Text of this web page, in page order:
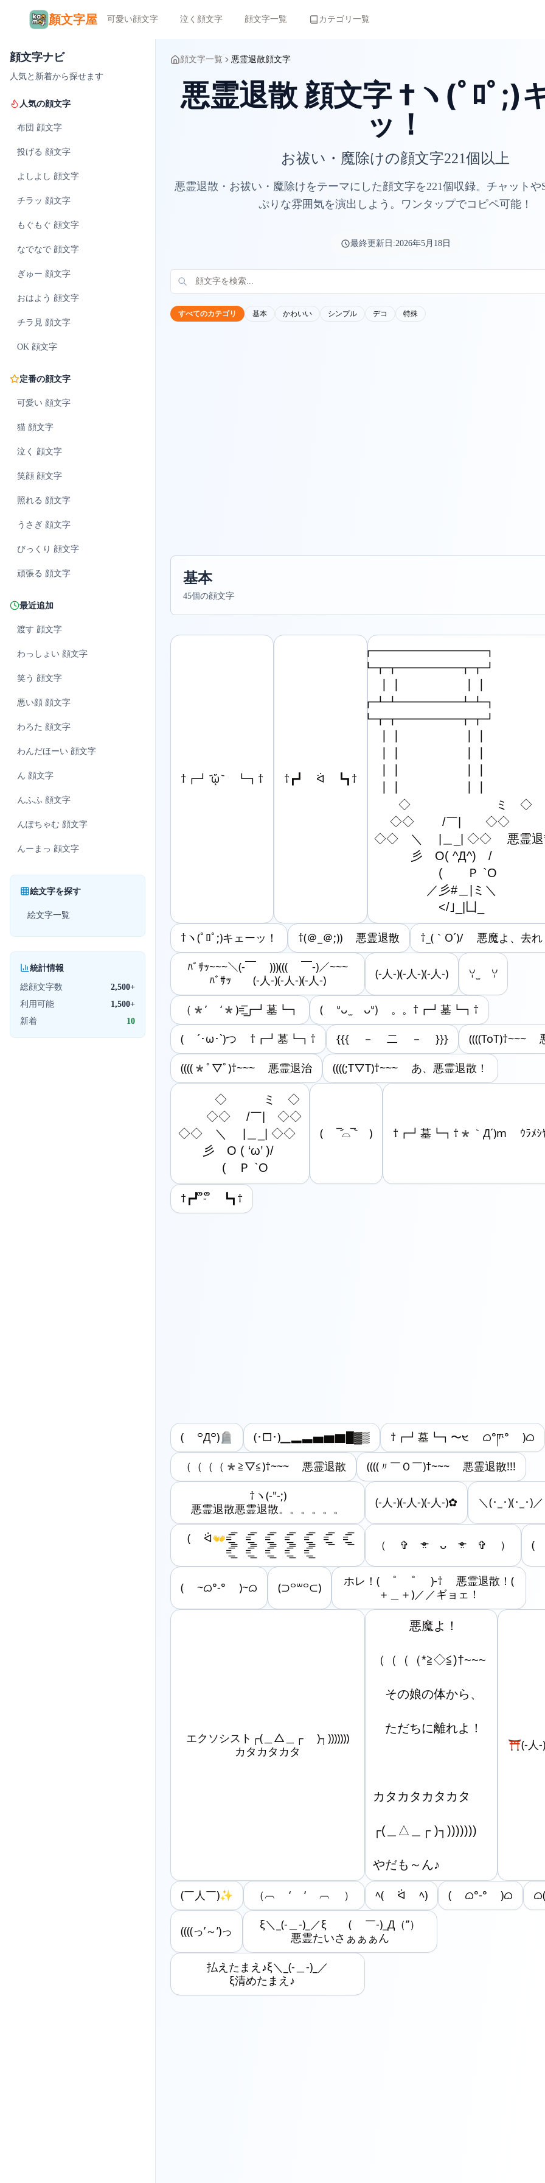
顏文字屋 可愛い顔文字 泣く顔文字 顔文字一覧 カテゴリ一覧
顔文字ナビ
人気と新着から探せます
人気の顔文字
布団 顔文字
投げる 顔文字
よしよし 顔文字
チラッ 顔文字
もぐもぐ 顔文字
なでなで 顔文字
ぎゅー 顔文字
おはよう 顔文字
チラ見 顔文字
OK 顔文字
定番の顔文字
可愛い 顔文字
猫 顔文字
泣く 顔文字
笑顔 顔文字
照れる 顔文字
うさぎ 顔文字
びっくり 顔文字
頑張る 顔文字
最近追加
渡す 顔文字
わっしょい 顔文字
笑う 顔文字
悪い顔 顔文字
わろた 顔文字
わんだほーい 顔文字
ん 顔文字
んふふ 顔文字
んぽちゃむ 顔文字
んーまっ 顔文字
絵文字を探す
絵文字一覧
統計情報
総顔文字数
2,500+
利用可能
1,500+
新着
10
顔文字一覧 悪霊退散顔文字
悪霊退散 顔文字 †ヽ(ﾟﾛﾟ;)
ッ！
お祓い・魔除けの顔文字221個以上
悪霊退散・お祓い・魔除けをテーマにした顔文字を221個収録。チャットや
ぷりな雰囲気を演出しよう。ワンタップでコピペ可能！
最終更新日:2026年5月18日
すべてのカテゴリ 基本 かわいい シンプル デコ 特殊
基本
45個の顔文字
†┏┛ ᷄ᾥ ᷅ ┗┓† †┏┛ ᐛ ┗┓†
┏━━━━━━━━━┓
┗┳┳━━━━━┳┳┛
┏┻┻━━━━━┻┻┓
┗┳┳━━━━━┳┳┛
◇　　　　　　　ミ　◇
◇◇　　 /￣|　　◇◇
◇◇　＼ 　|＿_| ◇◇ 　悪霊退
彡　O( ^Д^)　/
(　　Ｐ `O
／彡#＿|ミ＼
</｣_|凵_ゝ
†ヽ(ﾟﾛﾟ;)キェーッ！ †(＠_＠;)) 悪霊退散 †_(｀O´)/ 悪魔よ、去れ
ﾊﾞｻｯ~~~＼(‐￣ )))((( ￣‐)／~~~
ﾊﾞｻｯ (-人-)(-人-)(-人-)
(-人-)(-人-)(-人-) ꌩ ̫ ꌩ
（*’ ‘*)=͟͟͞┏┛墓┗┓ ( ᐡᴗ ̫ ᴗᐡ) 。。†┏┛墓┗┓†
( ´･ω･`)つ †┏┛墓┗┓† {{{ － 二 － }}} ((((ToT)†~~~
((((*ﾟ▽ﾟ)†~~~ 悪霊退治 ((((;T▽T)†~~~ あ、悪霊退散！
◇　　　ミ　◇
◇◇　 /￣|　◇◇
◇◇　＼ 　|＿_| ◇◇
彡　O ( ‘ω’ )/
(　Ｐ `O
( ‾᷄⌓‾᷅ ) †┏┛墓┗┓†*｀Д´)m ｳﾗﾒｼ
†┏┛ ຶ- ຶ ┗┓†
( ꒪Д꒪)🪦 (･□･)▁▂▃▅▆▇█▓▒ †┏┛墓┗┓‎〜𐭜 ᜊ°ཫ° )ᜊ
（（（（*≧▽≦)†~~~ 悪霊退散 ((((〃￣Ｏ￣)†~~~ 悪霊退散!!!
†ヽ(-"-;)
悪霊退散悪霊退散。。。。。。
(-人-)(-人-)(-人-)✿ ＼(･_･)(･_･)／
( ᐛ👐=͟͟͞͞ =͟͟͞͞ =͟͟͞͞ =͟͟͞͞ =͟͟͞͞ =͟͟͞͞ =͟͟͞͞
=͟͟͞͞ =͟͟͞͞ =͟͟͞͞ =͟͟͞͞ =͟͟͞͞
（ ✞ ᵒ̴̶̷̤ ‎ᴗ ᵒ̴̶̷̤ ✞ ） (
( ~ᜊ°-° )~ᜊ (⊃꒪꒳꒪⊂)
ホレ！( ﾟ ﾟ )-† 悪霊退散！(
＋＿＋)／／ギョェ！
エクソシスト┌(＿△＿┌ )┐)))))))
カタカタカタ
悪魔よ！
（（（（*≧◇≦)†~~~
その娘の体から、
ただちに離れよ！
カタカタカタカタ
┌(＿△＿┌ )┐)))))))
やだも～ん♪
⛩(-人
(￣人￣)✨ （︹ ‘ ‘ ︹ ） ﾍ( ᐛ ﾍ) ( ᜊ°-° )ᜊ
((((っ’～’)っ
ξ＼_(-＿-)_／ξ ( ￣-)_Д（’’）
悪霊たいさぁぁぁん
払えたまえ♪ξ＼_(-＿-)_／
ξ清めたまえ♪